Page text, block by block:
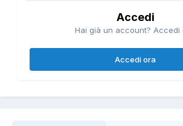
Accedi
Hai già un account? Accedi
Accedi ora